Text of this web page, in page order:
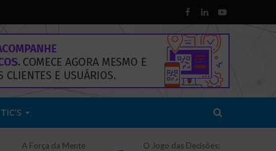
TIC’S
A Força da Mente
O Jogo das Decisões: